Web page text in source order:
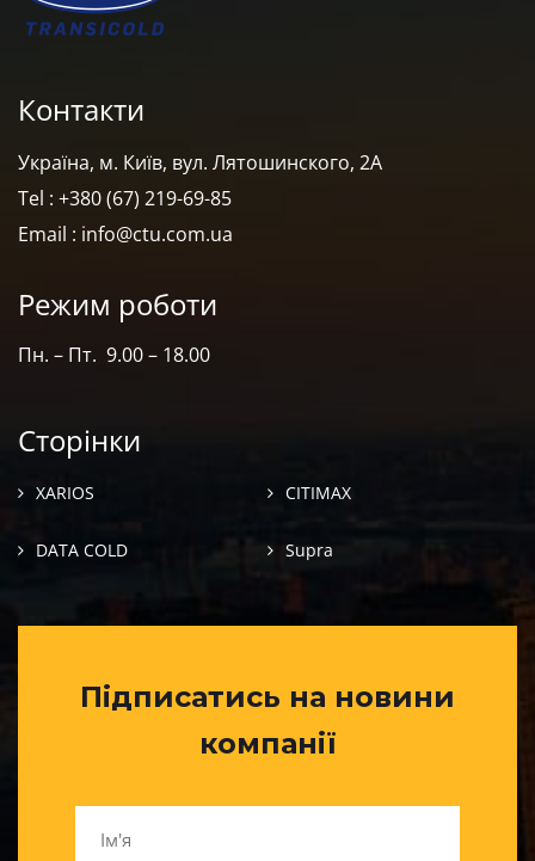
Контакти
Україна, м. Київ, вул. Лятошинского, 2А
Tel : +380 (67) 219-69-85
Email : info@ctu.com.ua
Режим роботи
Пн. – Пт. 9.00 – 18.00
Сторінки
XARIOS CITIMAX
DATA COLD Supra
Підписатись на новини
компанії